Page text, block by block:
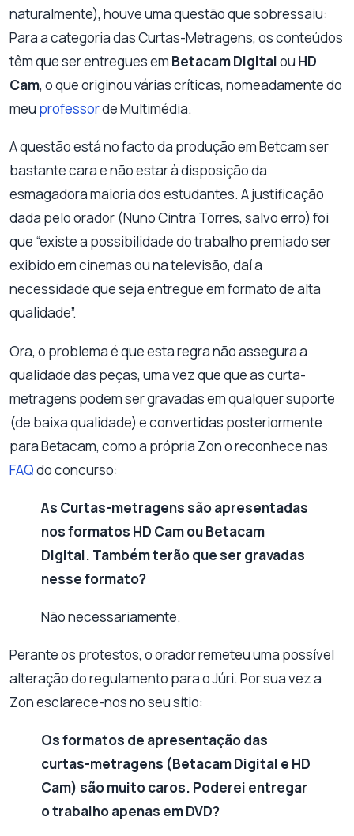
naturalmente), houve uma questão que sobressaiu:
Para a categoria das Curtas-Metragens, os conteúdos
têm que ser entregues em Betacam Digitalou HD
Cam, o que originou várias críticas, nomeadamente do
meu professorde Multimédia.
A questão está no facto da produção em Betcam ser
bastante cara e não estar à disposição da
esmagadora maioria dos estudantes. A justificação
dada pelo orador (Nuno Cintra Torres, salvo erro) foi
que “existe a possibilidade do trabalho premiado ser
exibido em cinemas ou na televisão, daí a
necessidade que seja entregue em formato de alta
qualidade”.
Ora, o problema é que esta regra não assegura a
qualidade das peças, uma vez que que as curta-
metragens podem ser gravadas em qualquer suporte
(de baixa qualidade) e convertidas posteriormente
para Betacam, como a própria Zon o reconhece nas
FAQdo concurso:
As Curtas-metragens são apresentadas
nos formatos HD Cam ou Betacam
Digital. Também terão que ser gravadas
nesse formato?
Não necessariamente.
Perante os protestos, o orador remeteu uma possível
alteração do regulamento para o Júri. Por sua vez a
Zon esclarece-nos no seu sítio:
Os formatos de apresentação das
curtas-metragens (Betacam Digital e HD
Cam) são muito caros. Poderei entregar
o trabalho apenas em DVD?